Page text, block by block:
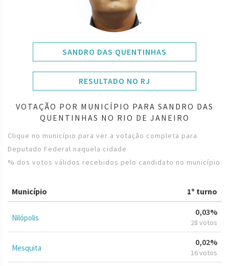
SANDRO DAS QUENTINHAS
RESULTADO NO RJ
VOTAÇÃO POR MUNICÍPIO PARA SANDRO DAS
QUENTINHAS NO RIO DE JANEIRO
Clique no município para ver a votação completa para
Deputado Federal naquela cidade
% dos votos válidos recebidos pelo candidato no município
Município 1º turno
Nilópolis
0,03%
28 votos
Mesquita
0,02%
16 votos